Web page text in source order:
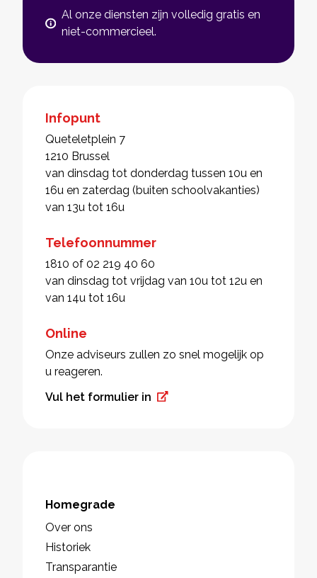
Al onze diensten zijn volledig gratis en
niet-commercieel.
Infopunt
Queteletplein 7
1210 Brussel
van dinsdag tot donderdag tussen 10u en
16u en zaterdag (buiten schoolvakanties)
van 13u tot 16u
Telefoonnummer
1810 of 02 219 40 60
van dinsdag tot vrijdag van 10u tot 12u en
van 14u tot 16u
Online
Onze adviseurs zullen zo snel mogelijk op
u reageren.
Vul het formulier in
Homegrade
Over ons
Historiek
Transparantie